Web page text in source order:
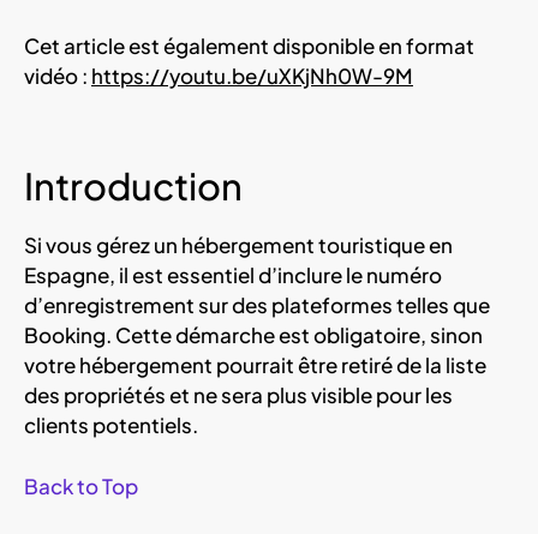
Cet article est également disponible en format
vidéo : https://youtu.be/uXKjNh0W-9M
Introduction
Si vous gérez un hébergement touristique en
Espagne, il est essentiel d’inclure le numéro
d’enregistrement sur des plateformes telles que
Booking. Cette démarche est obligatoire, sinon
votre hébergement pourrait être retiré de la liste
des propriétés et ne sera plus visible pour les
clients potentiels.
Back to Top